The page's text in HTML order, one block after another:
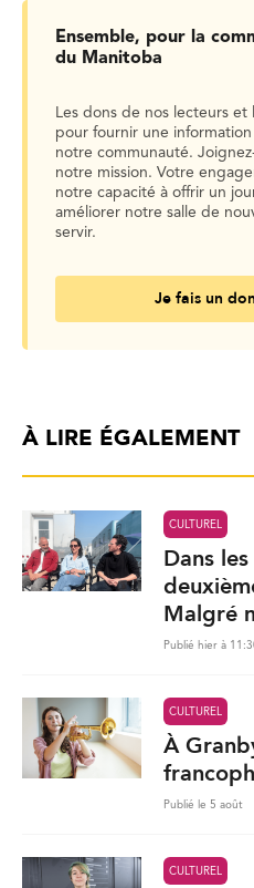
Ensemble, pour la
du Manitoba
Les dons de nos lecteurs et
pour fournir une
notre communauté.
notre mission. Votre
notre capacité à offrir un
améliorer notre salle de
servir.
Je fais un
À LIRE ÉGALEMENT
CULTUREL
Dans
Malgré
Publié hier à
CULTUREL
À
Publié le 5 août
CULTUREL